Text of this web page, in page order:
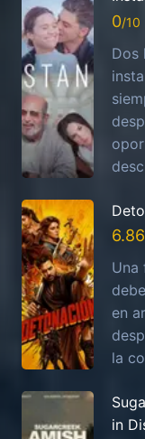
0
Dos
6.86
Una
en
la
in